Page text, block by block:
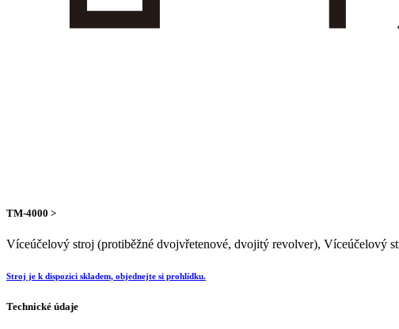
TM-4000 >
Víceúčelový stroj (protiběžné dvojvřetenové, dvojitý revolver), Víceúčelový
Stroj je k dispozici skladem, objednejte si prohlídku.
Technické údaje